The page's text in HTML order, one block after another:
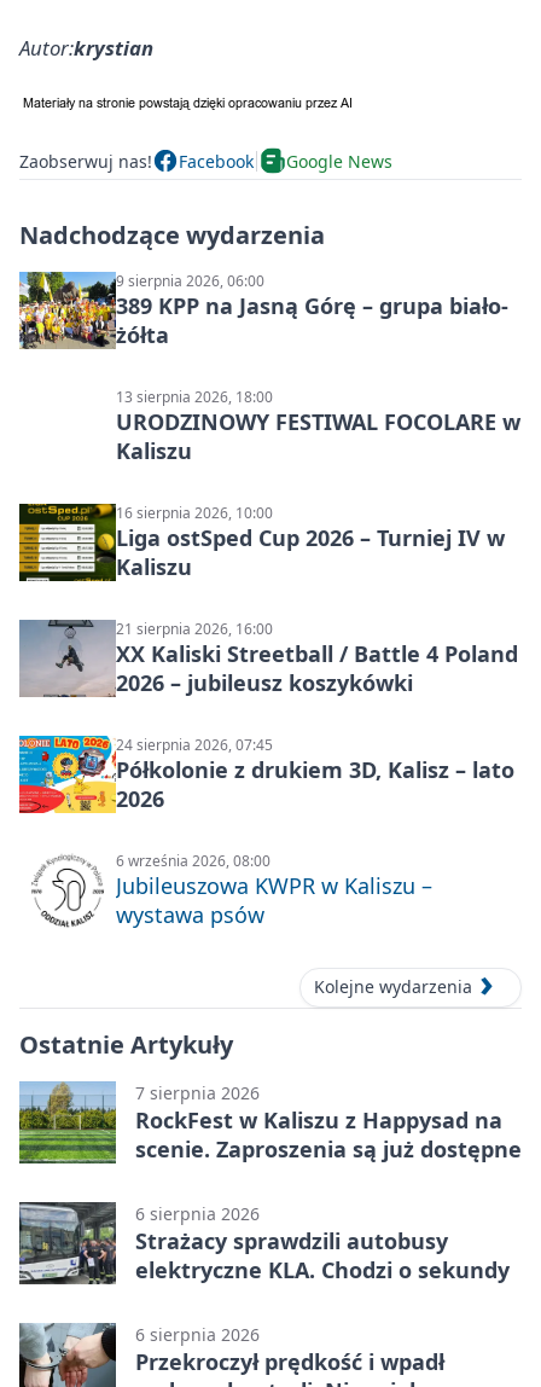
Autor:krystian
Zaobserwuj nas! Facebook Google News
Nadchodzące wydarzenia
9 sierpnia 2026, 06:00
389 KPP na Jasną Górę – grupa biało-
żółta
13 sierpnia 2026, 18:00
URODZINOWY FESTIWAL FOCOLARE w
Kaliszu
16 sierpnia 2026, 10:00
Liga ostSped Cup 2026 – Turniej IV w
Kaliszu
21 sierpnia 2026, 16:00
XX Kaliski Streetball / Battle 4 Poland
2026 – jubileusz koszykówki
24 sierpnia 2026, 07:45
Półkolonie z drukiem 3D, Kalisz – lato
2026
6 września 2026, 08:00
Jubileuszowa KWPR w Kaliszu –
wystawa psów
Kolejne wydarzenia
Ostatnie Artykuły
7 sierpnia 2026
RockFest w Kaliszu z Happysad na
scenie. Zaproszenia są już dostępne
6 sierpnia 2026
Strażacy sprawdzili autobusy
elektryczne KLA. Chodzi o sekundy
6 sierpnia 2026
Przekroczył prędkość i wpadł